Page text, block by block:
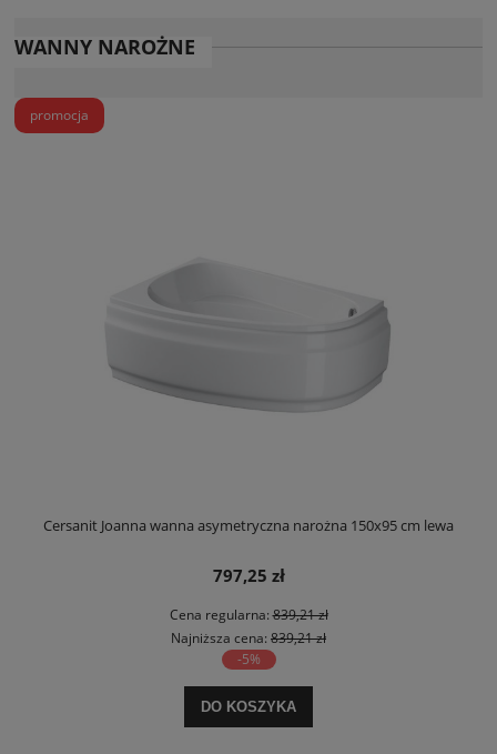
WANNY NAROŻNE
Cersanit Joanna wanna asymetryczna narożna 150x95 cm lewa
797,25 zł
Cena regularna:839,21 zł
Najniższa cena: 839,21 zł
-5%
DO KOSZYKA
promocja